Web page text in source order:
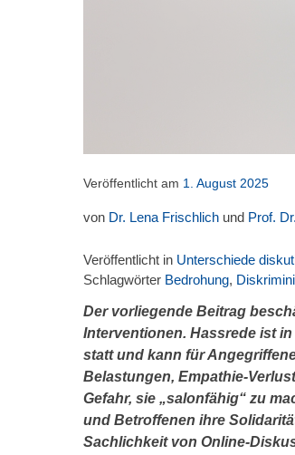
Veröffentlicht am 1. August 2025
von Dr. Lena Frischlich und Prof.
Veröffentlicht in Unterschiede
Schlagwörter Bedrohung,
Der vorliegende Beitrag
Interventionen. Hassrede ist
statt und kann für
Belastungen, Empathie-
Gefahr, sie „salonfähig“ zu
und Betroffenen ihre
Sachlichkeit von Online-